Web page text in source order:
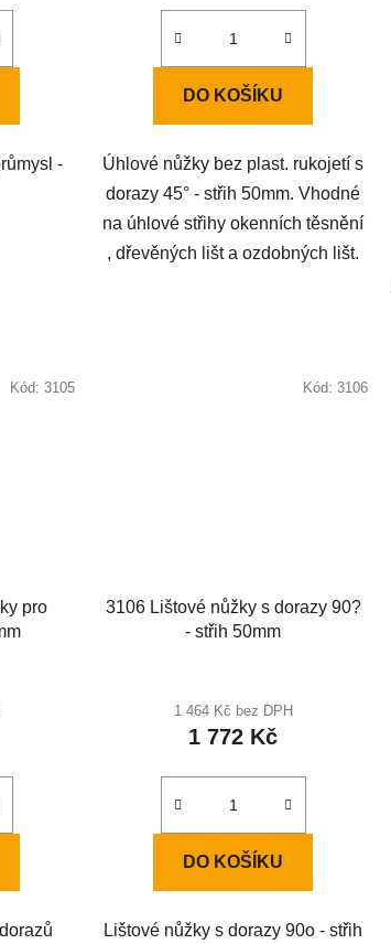
-
DO KOŠÍKU
Úhlové nůžky bez plast. rukojetí s
dorazy 45° - střih 50mm. Vhodné
na úhlové střihy okenních těsnění
, dřevěných lišt a ozdobných lišt.
pro
Kód: 3105
3106 Lištové nůžky s dorazy 90?
- střih 50mm
1 464 Kč bez DPH
1 772 Kč
DO KOŠÍKU
Lištové nůžky s dorazy 90o - střih
Kód: 3106